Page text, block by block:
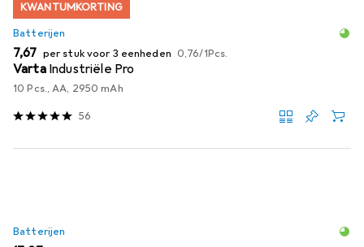
KWANTUMKORTING
Batterijen
EUR
7,67 per stuk voor 3 eenheden EUR
0,76/1Pcs.
Varta Industriële Pro
10 Pcs., AA, 2950 mAh
56
Batterijen